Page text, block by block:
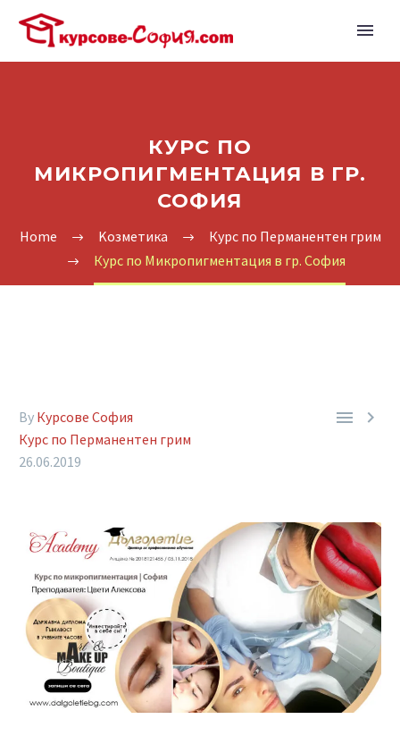
КУРС ПО
МИКРОПИГМЕНТАЦИЯ В ГР.
СОФИЯ
Home Kозметика
Курс по Перманентен грим
Курс по Микропигментация в гр. София
 
By Курсове София
Курс по Перманентен грим
26.06.2019